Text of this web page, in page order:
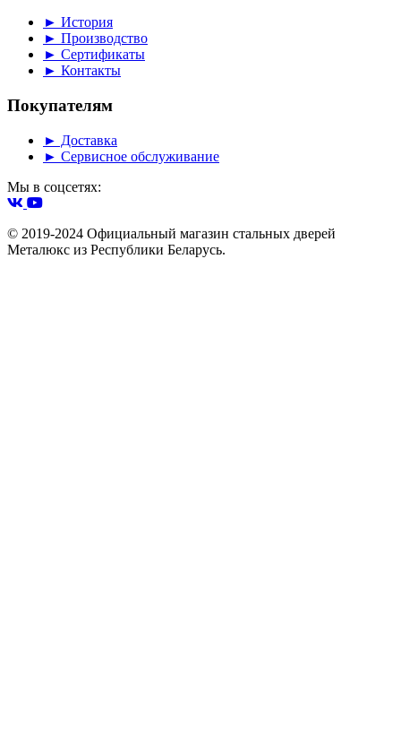
► История
► Производство
► Сертификаты
► Контакты
Покупателям
► Доставка
► Сервисное обслуживание
Мы в соцсетях:
© 2019-2024 Официальный магазин стальных дверей
Металюкс из Республики Беларусь.